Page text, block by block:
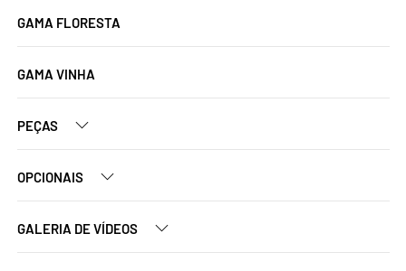
GAMA FLORESTA
GAMA VINHA
PEÇAS
OPCIONAIS
GALERIA DE VÍDEOS